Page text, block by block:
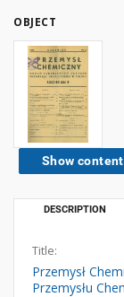
OBJECT
Show content
DESCRIPTION
Title:
Przemysł
Przemysłu